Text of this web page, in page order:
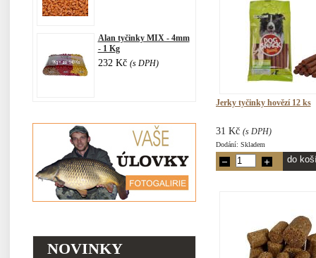
Alan tyčinky MIX - 4mm
- 1 Kg
232 Kč (s DPH)
NOVINKY
Jerky tyčinky hovězí 12 ks
31 Kč (s DPH)
Dodání: Skladem